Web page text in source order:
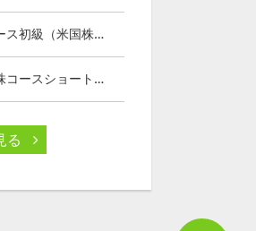
🎥株コース初級（米国株の魅力編）
🎥米国株コースショート講座⑦
る